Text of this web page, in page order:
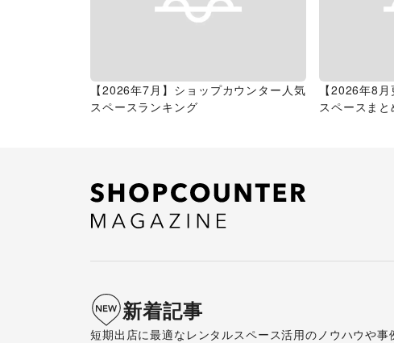
【2026年7月】ショップカウンター人気
スペースランキング
【2026年8
スペースまと
新着記事
短期出店に最適なレンタルスペース活用のノウハウや事